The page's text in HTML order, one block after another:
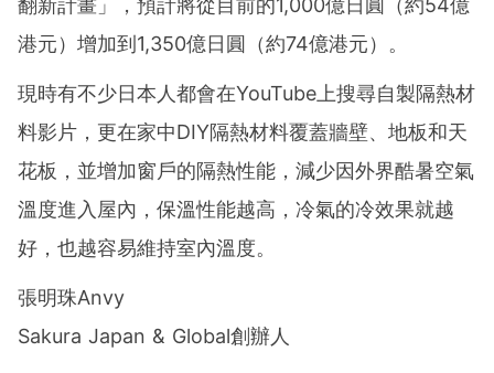
翻新計畫」，預計將從目前的1,000億日圓（約54億
港元）增加到1,350億日圓（約74億港元）。
現時有不少日本人都會在YouTube上搜尋自製隔熱材
料影片，更在家中DIY隔熱材料覆蓋牆壁、地板和天
花板，並增加窗戶的隔熱性能，減少因外界酷暑空氣
溫度進入屋內，保溫性能越高，冷氣的冷效果就越
好，也越容易維持室內溫度。
張明珠Anvy
Sakura Japan & Global創辦人